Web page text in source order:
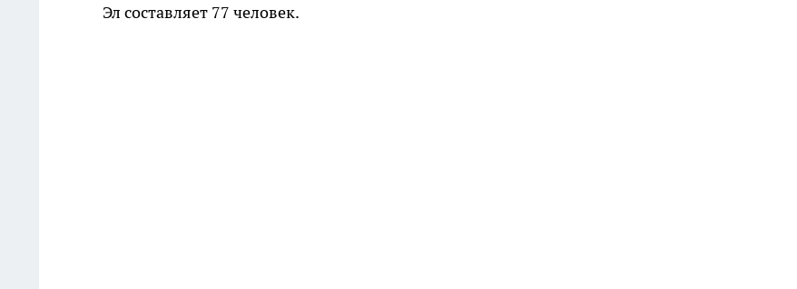
Эл составляет 77 человек.